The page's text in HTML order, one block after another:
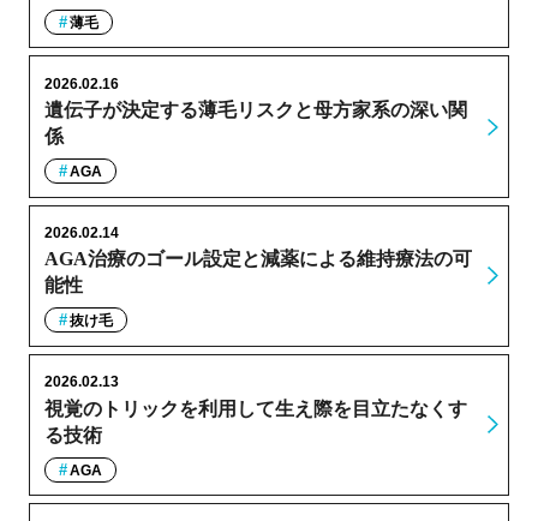
薄毛
遺伝子が決定する薄毛リスクと母方家系の深い関
係
2026.02.16
AGA
AGA治療のゴール設定と減薬による維持療法の可
能性
2026.02.14
抜け毛
視覚のトリックを利用して生え際を目立たなくす
る技術
2026.02.13
AGA